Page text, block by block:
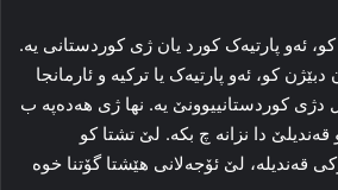
ئه‌و پارتیه‌ک کورد یان ژی کوردستانی یه‌.
کو، ئه‌و پارتیه‌ک یا ترکیه‌ و ئارمانجا
دژی کوردستانییوونێ یه‌. نها ژی ھەدەپە ب
قه‌ندیلێ دا نزانه‌ چ بکه‌. لێ تشتا کو
قه‌ندیله‌، لێ ئۆجەلانی هێشتا گۆتنا خوه‌